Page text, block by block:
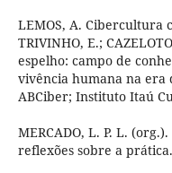
LEMOS, A.
TRIVINHO, E.;
espelho: campo de
vivência humana na era
ABCiber; Instituto Itaú
MERCADO, L. P. L.
reflexões sobre a